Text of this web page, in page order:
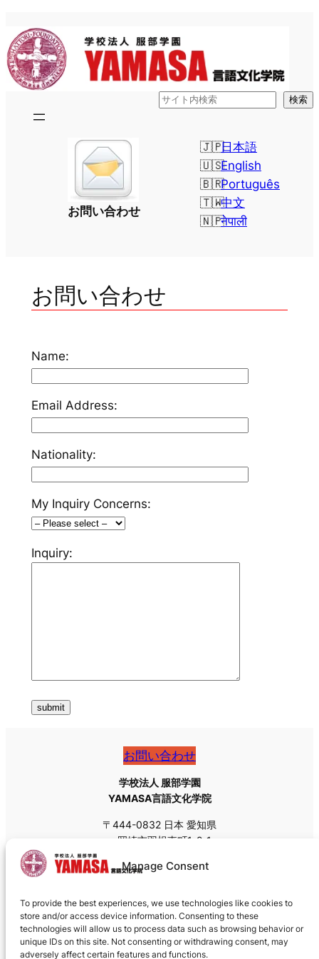
Manage Consent
To provide the best experiences, we use technologies like cookies to
store and/or access device information. Consenting to these
technologies will allow us to process data such as browsing behavior or
unique IDs on this site. Not consenting or withdrawing consent, may
adversely affect certain features and functions.
容
を
ス
検
検索
お問い合わせ
English
日本語
नेपाली
Português
中文
お問い合わせ
Name:
Email Address:
Nationality:
My Inquiry Concerns:
Inquiry:
お問い合わせ
学校法人 服部学園
YAMASA言語文化学院
〒444-0832 日本 愛知県
岡崎市羽根東町1-2-1
Fax: +81 (0)564-55-8113
郵送の場合は私書箱の郵便番号 〒444-8691をお使いく
ださい。